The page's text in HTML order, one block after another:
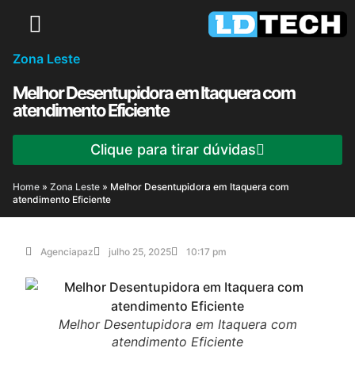
Zona Leste
Melhor Desentupidora em Itaquera com
atendimento Eficiente
Clique para tirar dúvidas
Home » Zona Leste » Melhor Desentupidora em Itaquera com
atendimento Eficiente
Agenciapaz julho 25, 2025 10:17 pm
Melhor Desentupidora em Itaquera com
atendimento Eficiente